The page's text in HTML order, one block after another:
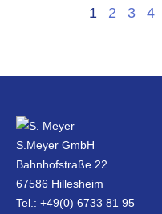
1 2 3 4
S.Meyer GmbH
Bahnhofstraße 22
67586 Hillesheim
Tel.: +49(0) 6733 81 95